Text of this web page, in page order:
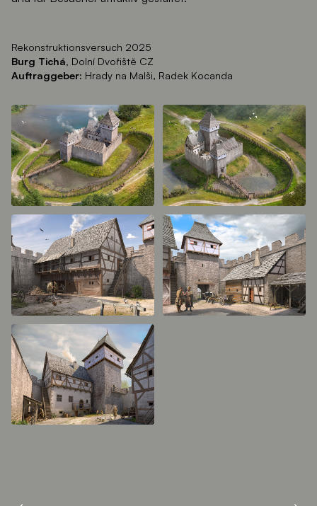
Rekonstruktionsversuch 2025
Burg Tichá, Dolní Dvořiště CZ
Auftraggeber: Hrady na Malši, Radek Kocanda